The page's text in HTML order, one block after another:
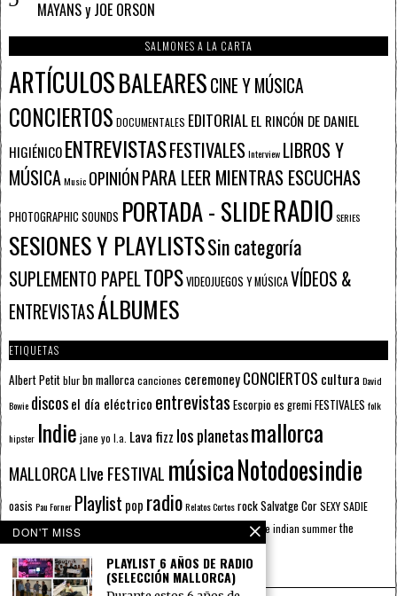
MAYANS y JOE ORSON
SALMONES A LA CARTA
ARTÍCULOSBALEARESCINE Y MÚSICA
CONCIERTOS DOCUMENTALES EDITORIALEL RINCÓN DE DANIEL
HIGIÉNICOENTREVISTASFESTIVALESInterview LIBROS Y
MÚSICAMusic OPINIÓNPARA LEER MIENTRAS ESCUCHAS
PHOTOGRAPHIC SOUNDS PORTADA - SLIDERADIO SERIES
SESIONES Y PLAYLISTSSin categoría
SUPLEMENTO PAPELTOPSVIDEOJUEGOS Y MÚSICAVÍDEOS &
ENTREVISTASÁLBUMES
ETIQUETAS
Albert Petitblurbn mallorcacanciones ceremoneyCONCIERTOS cultura David
Bowie discosel día eléctrico entrevistas Escorpioes gremiFESTIVALES folk
hipster Indie jane yo l.a. Lava fizz los planetasmallorca
MALLORCA LIve FESTIVAL músicaNotodoesindie
oasis Pau Forner Playlist pop radioRelatos CortosrockSalvatge CorSEXY SADIE
sputniksputnik radio the curethe indian summerthe
the wheelsu2
DON'T MISS
PLAYLIST 6 AÑOS DE RADIO
(SELECCIÓN MALLORCA)